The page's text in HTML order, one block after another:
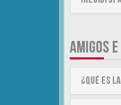
AMIGOS
¿Qué es